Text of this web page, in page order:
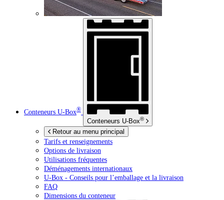
Conteneurs U-Box®
Conteneurs U-Box®
Retour au menu principal
Tarifs et renseignements
Options de livraison
Utilisations fréquentes
Déménagements internationaux
U-Box - Conseils pour l’emballage et la livraison
FAQ
Dimensions du conteneur